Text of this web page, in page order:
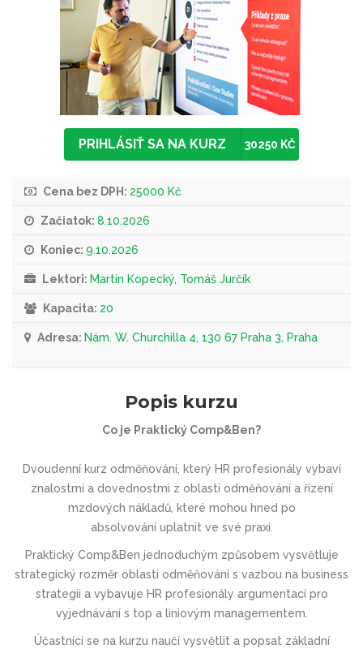
PRIHLÁSIŤ SA NA KURZ 30250 KČ
Cena bez DPH: 25000 Kč
Začiatok: 8.10.2026
Koniec: 9.10.2026
Lektori: Martin Kopecký, Tomáš Jurčík
Kapacita: 20
Adresa: Nám. W. Churchilla 4, 130 67 Praha 3, Praha
Popis kurzu
Co je Praktický Comp&Ben?
Dvoudenní kurz odměňování, který HR profesionály vybaví
znalostmi a dovednostmi z oblasti odměňování a řízení
mzdových nákladů, které mohou hned po
absolvování uplatnit ve své praxi.
Praktický Comp&Ben jednoduchým způsobem vysvětluje
strategický rozměr oblasti odměňování s vazbou na business
strategii a vybavuje HR profesionály argumentací pro
vyjednávání s top a liniovým managementem.
Účastníci se na kurzu naučí vysvětlit a popsat základní